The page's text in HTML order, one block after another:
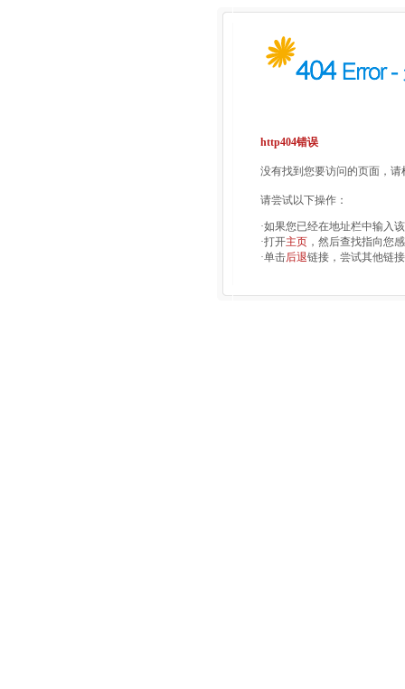
http404错误
没有找到您要访问的页面，
请尝试以下操作：
·如果您已经在地址栏中输入
·打开主页 ，然后查找指向您
·单击后退链接，尝试其他链